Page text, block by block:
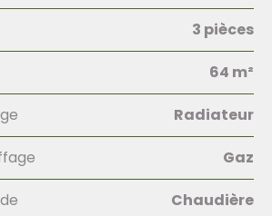
3 pièces
64 m²
Radiateur
Gaz
Chaudière